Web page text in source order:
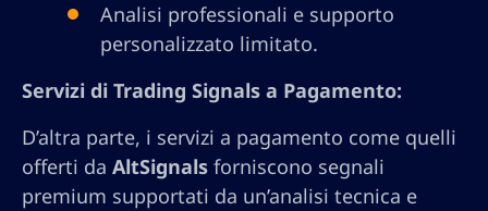
Analisi professionali e supporto
personalizzato limitato.
Servizi di Trading Signals a Pagamento:
D’altra parte, i servizi a pagamento come quelli
offerti da AltSignals forniscono segnali
premium supportati da un’analisi tecnica e